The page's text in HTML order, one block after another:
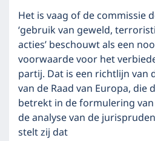
Het is vaag of de commissie
‘gebruik van geweld,
acties’ beschouwt als een
voorwaarde voor het
partij. Dat is een richtlijn van
van de Raad van Europa, die
betrekt in de formulering
de analyse van de
stelt zij dat